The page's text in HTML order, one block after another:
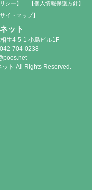
シー】
【個人情報保護方針】
サイトマップ】
ット
生4-5-1 小島ビル1F
704-0238
ト All Rights Reserved.